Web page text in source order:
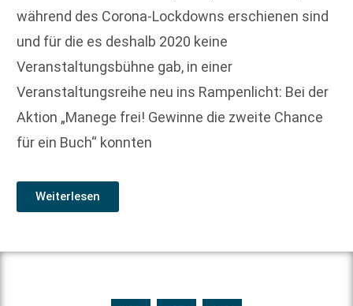
während des Corona-Lockdowns erschienen sind
und für die es deshalb 2020 keine
Veranstaltungsbühne gab, in einer
Veranstaltungsreihe neu ins Rampenlicht: Bei der
Aktion „Manege frei! Gewinne die zweite Chance
für ein Buch“ konnten
Weiterlesen